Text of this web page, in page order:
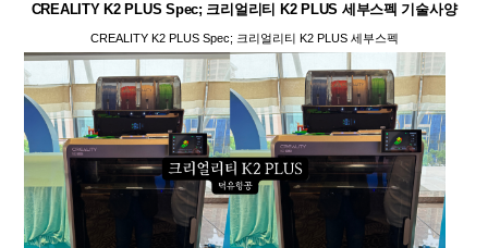
CREALITY K2 PLUS Spec; 크리얼리티 K2 PLUS 세부스펙 기술사양
CREALITY K2 PLUS Spec; 크리얼리티 K2 PLUS 세부스펙